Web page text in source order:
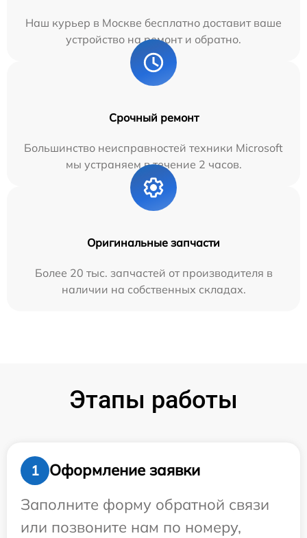
Наш курьер в Москве бесплатно доставит ваше
устройство на ремонт и обратно.
Срочный ремонт
Большинство неисправностей техники Microsoft
мы устраняем в течение 2 часов.
Оригинальные запчасти
Более 20 тыс. запчастей от производителя в
наличии на собственных складах.
Этапы работы
1
Оформление заявки
Заполните форму обратной связи
или позвоните нам по номеру,